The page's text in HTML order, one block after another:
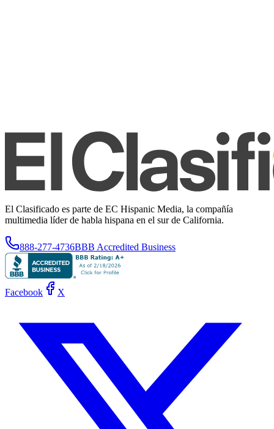
El Clasificado es parte de EC Hispanic Media, la compañía
multimedia líder de habla hispana en el sur de California.
888-277-4736BBB Accredited Business
Facebook X